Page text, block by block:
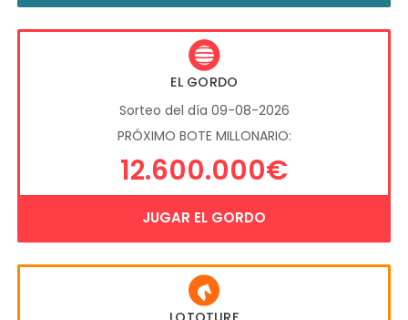
EL GORDO
Sorteo del día 09-08-2026
PRÓXIMO BOTE MILLONARIO:
12.600.000€
JUGAR EL GORDO